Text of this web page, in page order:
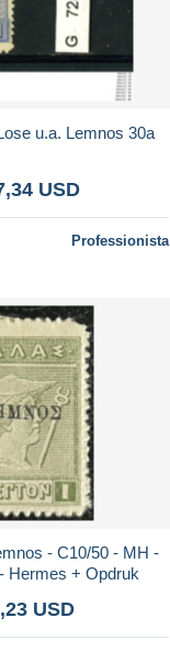
u.a. Lemnos 30a
USD
Professionista
- C10/50 - MH -
Hermes + Opdruk
USD